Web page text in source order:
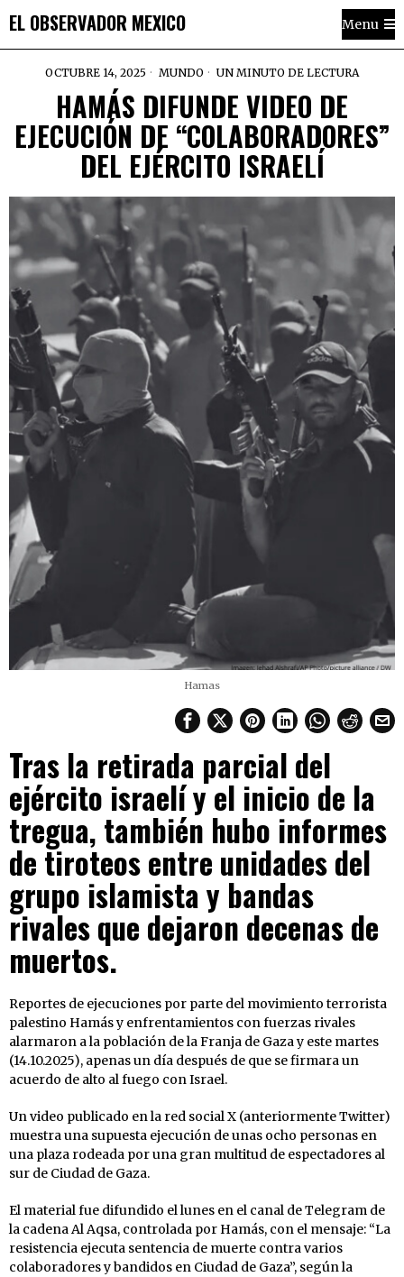
EL OBSERVADOR MEXICO Menu
OCTUBRE 14, 2025 MUNDO UN MINUTO DE LECTURA
HAMÁS DIFUNDE VIDEO DE
EJECUCIÓN DE “COLABORADORES”
DEL EJÉRCITO ISRAELÍ
Hamas
Tras la retirada parcial del
ejército israelí y el inicio de la
tregua, también hubo informes
de tiroteos entre unidades del
grupo islamista y bandas
rivales que dejaron decenas de
muertos.
Reportes de ejecuciones por parte del movimiento terrorista
palestino Hamás y enfrentamientos con fuerzas rivales
alarmaron a la población de la Franja de Gaza y este martes
(14.10.2025), apenas un día después de que se firmara un
acuerdo de alto al fuego con Israel.
Un video publicado en la red social X (anteriormente Twitter)
muestra una supuesta ejecución de unas ocho personas en
una plaza rodeada por una gran multitud de espectadores al
sur de Ciudad de Gaza.
El material fue difundido el lunes en el canal de Telegram de
la cadena Al Aqsa, controlada por Hamás, con el mensaje: “La
resistencia ejecuta sentencia de muerte contra varios
colaboradores y bandidos en Ciudad de Gaza”, según la